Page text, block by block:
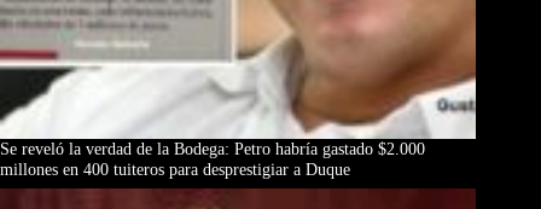
Se reveló la verdad de la Bodega: Petro habría gastado $2.000
millones en 400 tuiteros para desprestigiar a Duque